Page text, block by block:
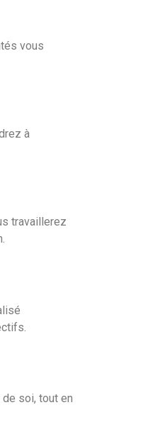
vous
à
travaillerez
soi, tout en